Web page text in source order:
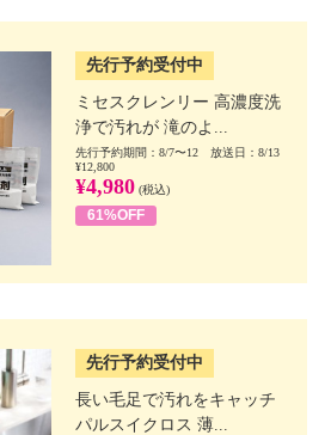
先行予約受付中
ミセスクレンリー 高濃度洗
浄で汚れが 滝のよ...
先行予約期間：8/7〜12 放送日：8/13
¥12,800
¥4,980 (税込)
61%OFF
先行予約受付中
長い毛足で汚れをキャッチ
パルスイクロス 薄...